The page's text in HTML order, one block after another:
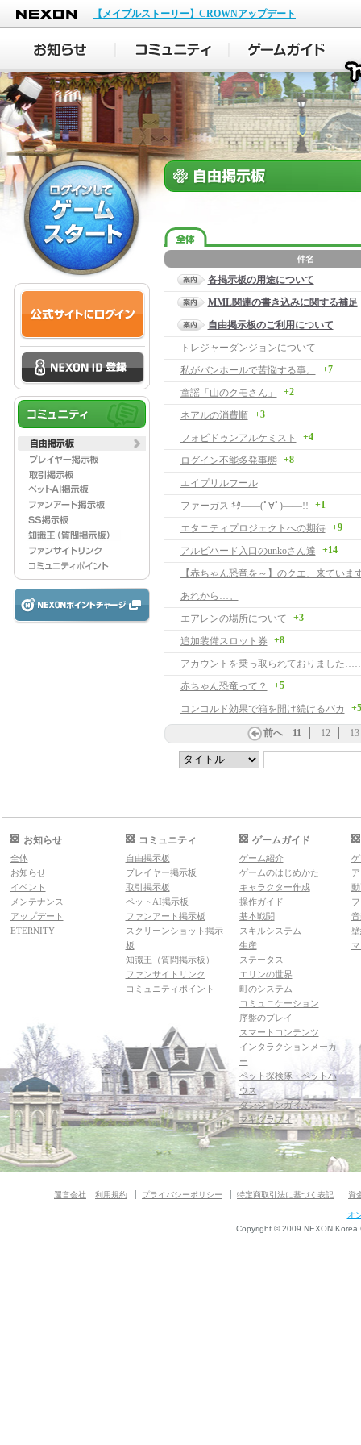
NEXON
【メイプルストーリー】CROWNアップデート
各掲示板の用途について
MML関連の書き込みに関する補足
自由掲示板のご利用について
トレジャーダンジョンについて
私がバンホールで苦悩する事。
+7
童謡「山のクモさん」 +2
ネアルの消費順 +3
フォビドゥンアルケミスト +4
ログイン不能多発事態 +8
エイプリルフール
ファーガス ｷﾀ――(ﾟ∀ﾟ)――!!
+1
エタニティプロジェクトへの期待 +9
アルビハード入口のunkoさん達 +14
【赤ちゃん恐竜を～】のクエ、来ていま
あれから…。
エアレンの場所について
+3
追加装備スロット券 +8
アカウントを乗っ取られておりました
赤ちゃん恐竜って？
+5
コンコルド効果で箱を開け続けるバカ +5
前へ 11 12 13
お知らせ
全体
お知らせ
イベント
メンテナンス
アップデート
ETERNITY
コミュニティ
自由掲示板
プレイヤー掲示板
取引掲示板
ペットAI掲示板
ファンアート掲示板
スクリーンショット掲示
板
知識王（質問掲示板）
ファンサイトリンク
コミュニティポイント
ゲームガイド
ゲーム紹介
ゲームのはじめかた
キャラクター作成
操作ガイド
基本戦闘
スキルシステム
生産
ステータス
エリンの世界
町のシステム
コミュニケーション
序盤のプレイ
スマートコンテンツ
インタラクションメーカ
ー
ペット探検隊・ペットハ
ウス
ダンジョンガイド
マギグラフィ
運営会社 利用規約 プライバシーポリシー 特定商取引法に基づく表記 資
オ
Copyright © 2009 NEXON Korea